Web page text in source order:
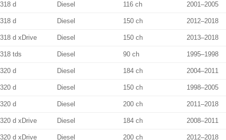
318 d Diesel 116 ch 2001–2005
318 d Diesel 150 ch 2012–2018
318 d xDrive Diesel 150 ch 2013–2018
318 tds Diesel 90 ch 1995–1998
320 d Diesel 184 ch 2004–2011
320 d Diesel 150 ch 1998–2005
320 d Diesel 200 ch 2011–2018
320 d xDrive Diesel 184 ch 2008–2011
320 d xDrive Diesel 200 ch 2012–2018